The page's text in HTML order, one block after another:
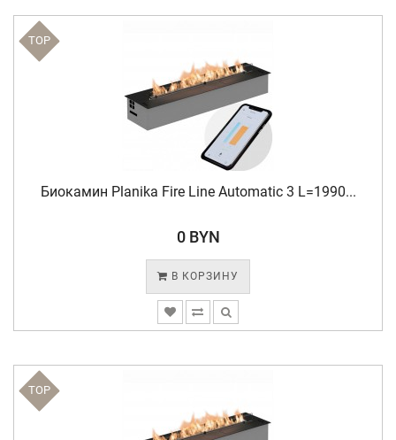
TOP
Биокамин Planika Fire Line Automatic 3 L=1990...
0 BYN
В КОРЗИНУ
TOP